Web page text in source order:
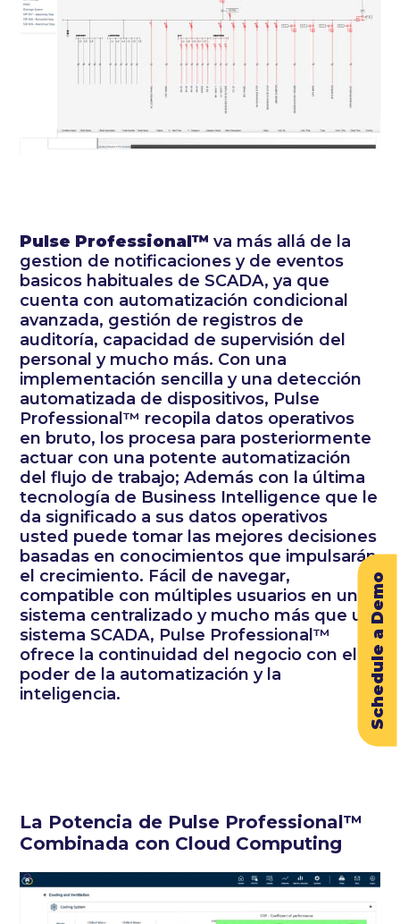
Schedule a Demo
Pulse Professional™ va más allá de la
gestion de notificaciones y de eventos
basicos habituales de SCADA, ya que
cuenta con automatización condicional
avanzada, gestión de registros de
auditoría, capacidad de supervisión del
personal y mucho más. Con una
implementación sencilla y una detección
automatizada de dispositivos, Pulse
Professional™ recopila datos operativos
en bruto, los procesa para posteriormente
actuar con una potente automatización
del flujo de trabajo; Además con la última
tecnología de Business Intelligence que le
da significado a sus datos operativos
usted puede tomar las mejores decisiones
basadas en conocimientos que impulsarán
el crecimiento. Fácil de navegar,
compatible con múltiples usuarios en un
sistema centralizado y mucho más que un
sistema SCADA, Pulse Professional™
ofrece la continuidad del negocio con el
poder de la automatización y la
inteligencia.
La Potencia de Pulse Professional™
Combinada con Cloud Computing